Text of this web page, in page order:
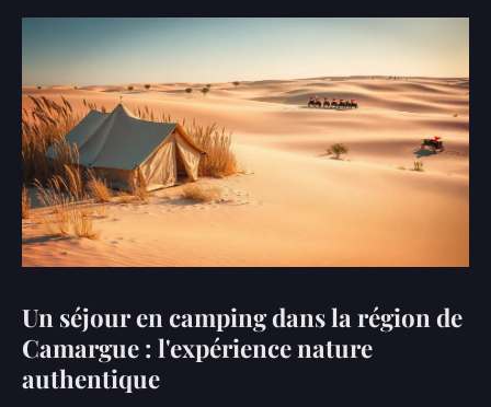
Un séjour en camping dans la région de
Camargue : l'expérience nature
authentique